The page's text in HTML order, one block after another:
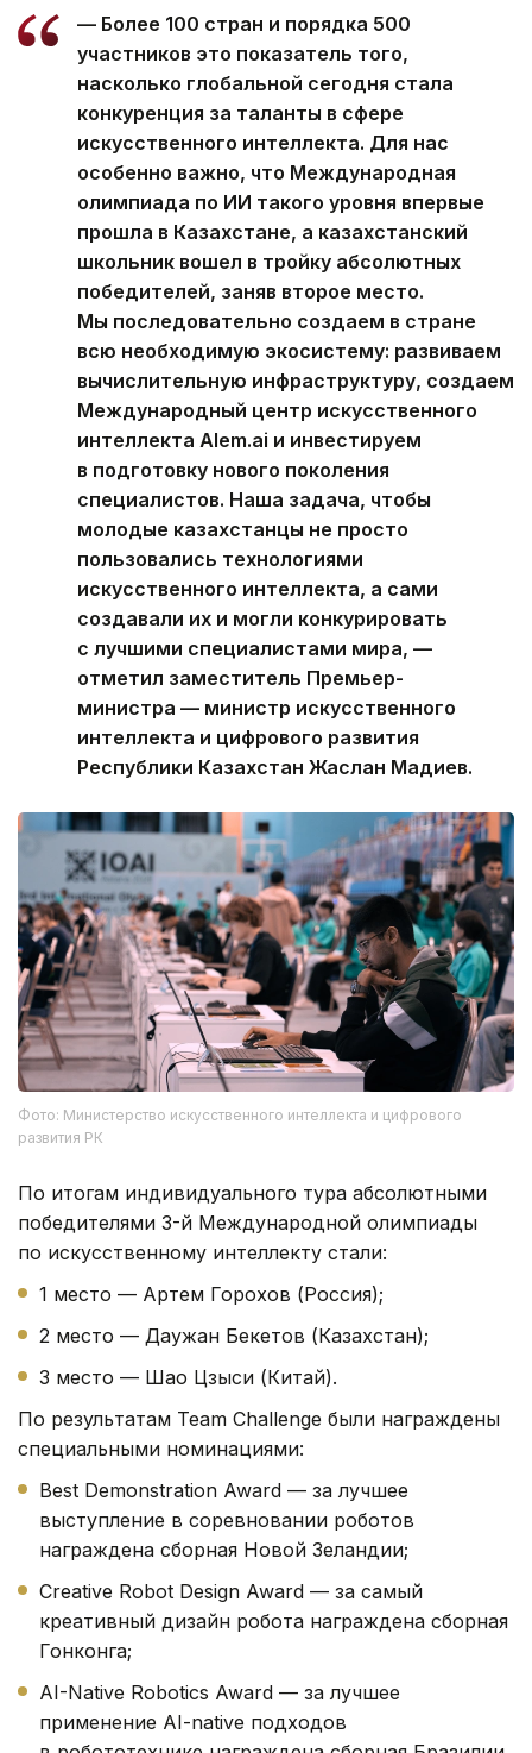
— Более 100 стран и порядка 500
участников это показатель того,
насколько глобальной сегодня стала
конкуренция за таланты в сфере
искусственного интеллекта. Для нас
особенно важно, что Международная
олимпиада по ИИ такого уровня впервые
прошла в Казахстане, а казахстанский
школьник вошел в тройку абсолютных
победителей, заняв второе место.
Мы последовательно создаем в стране
всю необходимую экосистему: развиваем
вычислительную инфраструктуру, создаем
Международный центр искусственного
интеллекта Alem.ai и инвестируем
в подготовку нового поколения
специалистов. Наша задача, чтобы
молодые казахстанцы не просто
пользовались технологиями
искусственного интеллекта, а сами
создавали их и могли конкурировать
с лучшими специалистами мира, —
отметил заместитель Премьер-
министра — министр искусственного
интеллекта и цифрового развития
Республики Казахстан Жаслан Мадиев.
Фото: Министерство искусственного интеллекта и цифрового
развития РК
По итогам индивидуального тура абсолютными
победителями 3-й Международной олимпиады
по искусственному интеллекту стали:
1 место — Артем Горохов (Россия);
2 место — Даужан Бекетов (Казахстан);
3 место — Шао Цзыси (Китай).
По результатам Team Challenge были награждены
специальными номинациями:
Best Demonstration Award — за лучшее
выступление в соревновании роботов
награждена сборная Новой Зеландии;
Creative Robot Design Award — за самый
креативный дизайн робота награждена сборная
Гонконга;
AI-Native Robotics Award — за лучшее
применение AI-native подходов